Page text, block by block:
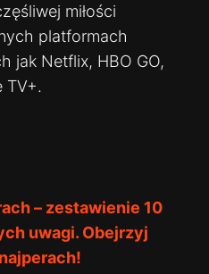
miłości
platformach
jak Netflix, HBO GO,
TV+.
– zestawienie 10
uwagi. Obejrzyj